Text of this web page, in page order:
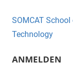
o
o
k
SOMCAT
Technology
ANMELDEN